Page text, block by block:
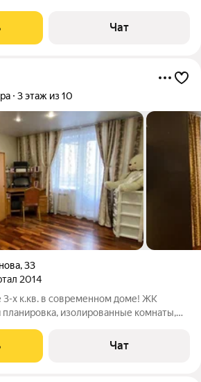
Лучевая разводка системы отопления
Чат
3 этаж из 10
,33
2014
3-х к.кв. в современном доме! ЖК
изолированные комнаты,
с видом на детскую площадку.
ремонт, на
Чат